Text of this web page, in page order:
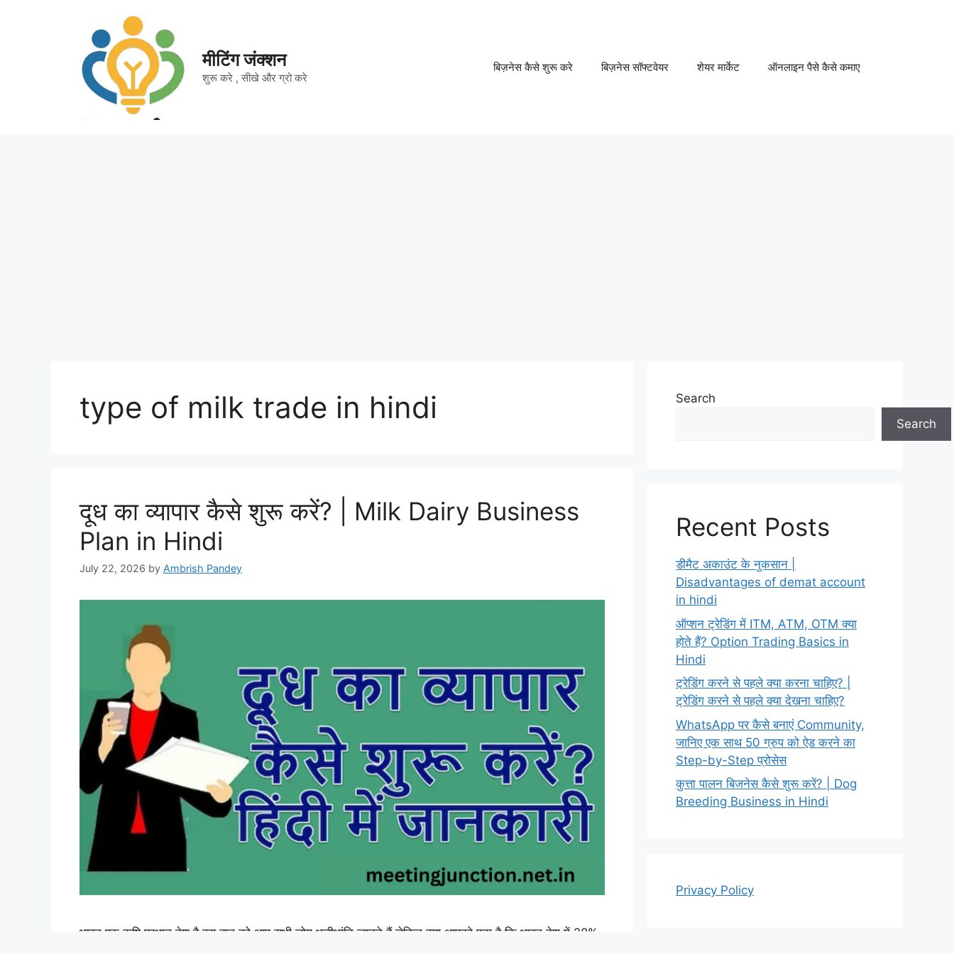
मीटिंग जंक्शन
शुरू करे , सीखे और ग्रो करे
बिज़नेस कैसे शुरू करे बिज़नेस सॉफ्टवेयर शेयर मार्केट ऑनलाइन पैसे कैसे कमाए
type of milk trade in hindi
दूध का व्यापार कैसे शुरू करें? | Milk Dairy Business
Plan in Hindi
July 22, 2026 by Ambrish Pandey
भारत एक कृषि प्रधान देश है इस बात को आप सभी लोग भलीभांति जानते हैं लेकिन क्या आपको पता है कि भारत देश में 28%
Search
Search
Recent Posts
डीमैट अकाउंट के नुकसान |
Disadvantages of demat account
in hindi
ऑप्शन ट्रेडिंग में ITM, ATM, OTM क्या
होते हैं? Option Trading Basics in
Hindi
ट्रेडिंग करने से पहले क्या करना चाहिए? |
ट्रेडिंग करने से पहले क्या देखना चाहिए?
WhatsApp पर कैसे बनाएं Community,
जानिए एक साथ 50 ग्रुप को ऐड करने का
Step-by-Step प्रोसेस
कुत्ता पालन बिजनेस कैसे शुरू करें? | Dog
Breeding Business in Hindi
Privacy Policy